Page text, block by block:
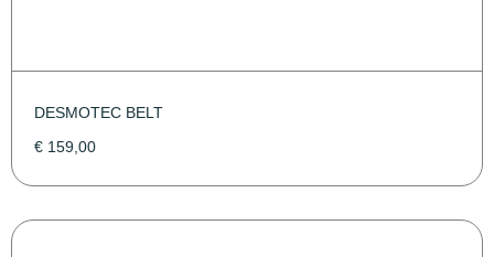
DESMOTEC BELT
€ 159,00